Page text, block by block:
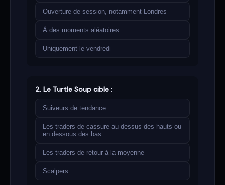
Ouverture de session, notamment Londres
À des moments aléatoires
Uniquement le vendredi
2. Le Turtle Soup cible :
Suiveurs de tendance
Les traders de cassure au-dessus des hauts ou
en dessous des bas
Les traders de retour à la moyenne
Scalpers